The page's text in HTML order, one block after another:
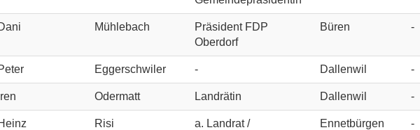
Mühlebach
Präsident FDP
Oberdorf
Büren -
Eggerschwiler - Dallenwil -
Iren Odermatt Landrätin Dallenwil -
Risi
a. Landrat /
Ennetbürgen -